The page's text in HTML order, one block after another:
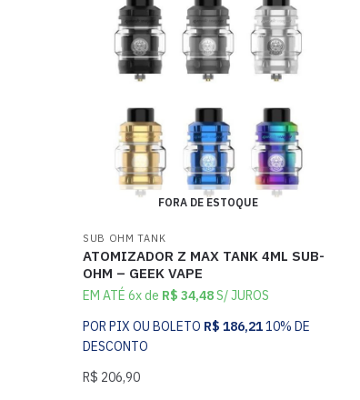
FORA DE ESTOQUE
SUB OHM TANK
ATOMIZADOR Z MAX TANK 4ML SUB-
OHM – GEEK VAPE
EM ATÉ 6x de R$ 34,48S/ JUROS
POR PIX OU BOLETO R$ 186,2110% DE
DESCONTO
R$ 206,90